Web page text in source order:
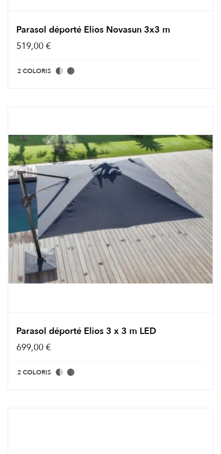
Parasol déporté Elios Novasun 3x3 m
519,00 €
2 COLORIS
Parasol déporté Elios 3 x 3 m LED
699,00 €
2 COLORIS